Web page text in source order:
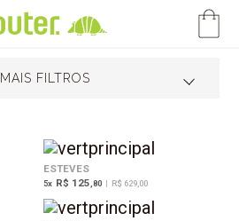
MAIS FILTROS
ESTEVES
5x R$ 125 ,80 | R$ 629,00